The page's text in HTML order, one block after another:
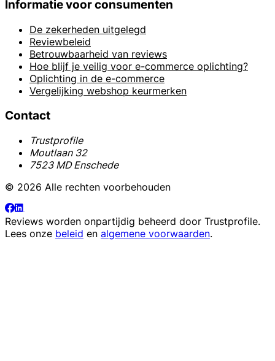
Informatie voor consumenten
De zekerheden uitgelegd
Reviewbeleid
Betrouwbaarheid van reviews
Hoe blijf je veilig voor e-commerce oplichting?
Oplichting in de e-commerce
Vergelijking webshop keurmerken
Contact
Trustprofile
Moutlaan 32
7523 MD Enschede
© 2026 Alle rechten voorbehouden
Reviews worden onpartijdig beheerd door Trustprofile.
Lees onze beleid en algemene voorwaarden.